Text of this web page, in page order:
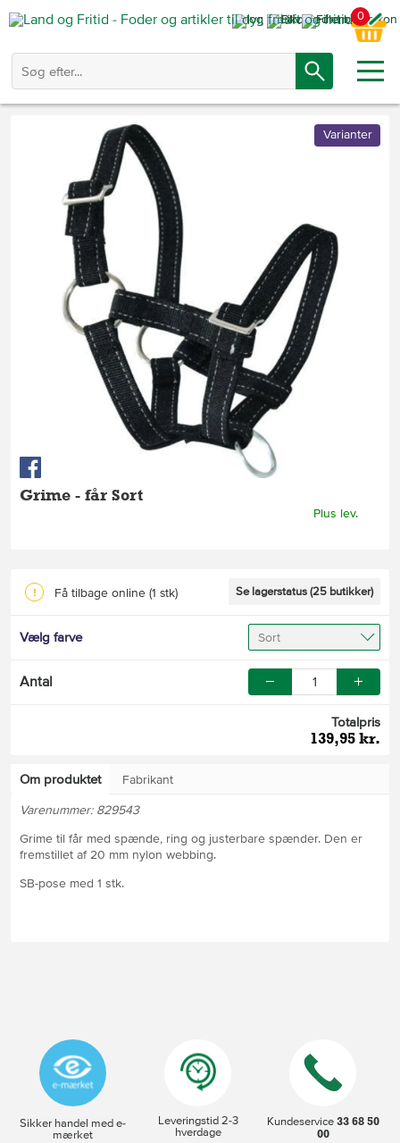
0
Grime - får Sort
Plus lev.
Varianter
Få tilbage online (1 stk) Se lagerstatus (25 butikker)
Vælg farve Sort
Antal
Totalpris
139,95 kr.
Om produktet
Fabrikant
Varenummer: 829543
Grime til får med spænde, ring og justerbare spænder. Den er
fremstillet af 20 mm nylon webbing.
SB-pose med 1 stk.
Sikker handel med e-
mærket
Leveringstid 2-3
hverdage
Kundeservice33 68 50
00